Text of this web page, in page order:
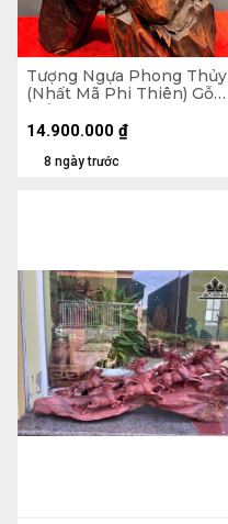
Tượng Ngựa Phong Thủy
(Nhất Mã Phi Thiên) Gỗ
Trắc Cao 68 Ngang 42
Sâu 28 (cm)
8 ngày trước
14.900.000 ₫